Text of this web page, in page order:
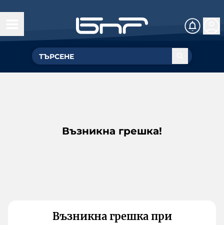
Възникна грешка!
Възникна грешка при